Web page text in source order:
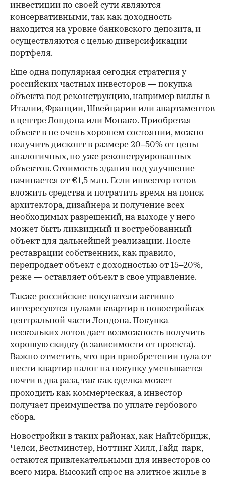
инвестиции по своей сути являются
консервативными, так как доходность
находится на уровне банковского депозита, и
осуществляются с целью диверсификации
портфеля.
Еще одна популярная сегодня стратегия у
российских частных инвесторов — покупка
объекта под реконструкцию, например виллы в
Италии, Франции, Швейцарии или апартаментов
в центре Лондона или Монако. Приобретая
объект в не очень хорошем состоянии, можно
получить дисконт в размере 20–50% от цены
аналогичных, но уже реконструированных
объектов. Стоимость здания под улучшение
начинается от €1,5 млн. Если инвестор готов
вложить средства и потратить время на поиск
архитектора, дизайнера и получение всех
необходимых разрешений, на выходе у него
может быть ликвидный и востребованный
объект для дальнейшей реализации. После
реставрации собственник, как правило,
перепродает объект с доходностью от 15–20%,
реже — оставляет объект в свое управление.
Также российские покупатели активно
интересуются пулами квартир в новостройках
центральной части Лондона. Покупка
нескольких лотов дает возможность получить
хорошую скидку (в зависимости от проекта).
Важно отметить, что при приобретении пула от
шести квартир налог на покупку уменьшается
почти в два раза, так как сделка может
проходить как коммерческая, а инвестор
получает преимущества по уплате гербового
сбора.
Новостройки в таких районах, как Найтсбридж,
Челси, Вестминстер, Ноттинг Хилл, Гайд-парк,
остаются привлекательными для инвесторов со
всего мира. Высокий спрос на элитное жилье в